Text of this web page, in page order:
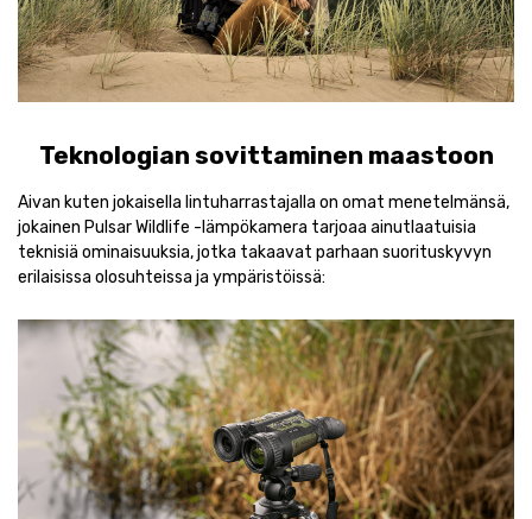
Teknologian sovittaminen maastoon
Aivan kuten jokaisella lintuharrastajalla on omat menetelmänsä,
jokainen Pulsar Wildlife -lämpökamera tarjoaa ainutlaatuisia
teknisiä ominaisuuksia, jotka takaavat parhaan suorituskyvyn
erilaisissa olosuhteissa ja ympäristöissä: